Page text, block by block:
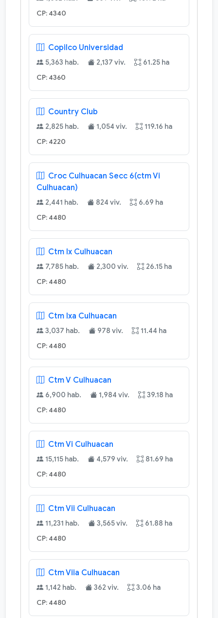
CP: 4340
Copilco Universidad
5,363 hab. 2,137 viv. 61.25 ha
CP: 4360
Country Club
2,825 hab. 1,054 viv. 119.16 ha
CP: 4220
Croc Culhuacan Secc 6(ctm Vi
Culhuacan)
2,441 hab. 824 viv. 6.69 ha
CP: 4480
Ctm Ix Culhuacan
7,785 hab. 2,300 viv. 26.15 ha
CP: 4480
Ctm Ixa Culhuacan
3,037 hab. 978 viv. 11.44 ha
CP: 4480
Ctm V Culhuacan
6,900 hab. 1,984 viv. 39.18 ha
CP: 4480
Ctm Vi Culhuacan
15,115 hab. 4,579 viv. 81.69 ha
CP: 4480
Ctm Vii Culhuacan
11,231 hab. 3,565 viv. 61.88 ha
CP: 4480
Ctm Viia Culhuacan
1,142 hab. 362 viv. 3.06 ha
CP: 4480